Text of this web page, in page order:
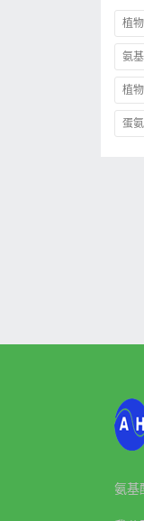
植
氨
植
蛋
氨基